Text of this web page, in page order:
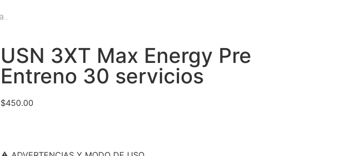
USN 3XT Max Energy Pre
Entreno 30 servicios
$450.00